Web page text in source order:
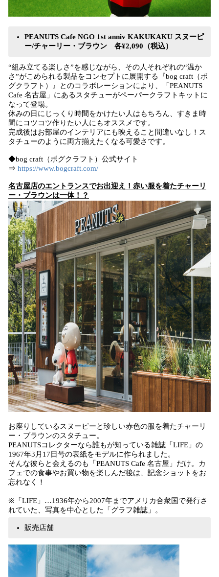
PEANUTS Cafe NGO 1st anniv KAKUKAKU スヌーピ
ー/チャーリー・ブラウン 各¥2,090（税込）
“組み立てる楽しさ”を感じながら、その人それぞれの“温か
さ”がこめられる製品をコンセプトに展開する『bog craft（ボ
グクラフト）』とのコラボレーションにより、「PEANUTS
Cafe 名古屋」にあるスタチューがペーパークラフトキットに
なって登場。
休みの日にじっくり時間をかけたい人はもちろん、すきま時
間にコツコツ作りたい人にもオススメです。
完成後はお部屋のインテリアにも映えること間違いなし！ス
タチューのように両方揃えたくなる可愛さです。
◆bog craft（ボグクラフト）公式サイト
⇒ https://www.bogcraft.com/
名古屋店のエントランスでお出迎え！赤い服を着たチャーリ
ー・ブラウンは一体！？
お座りしているスヌーピーと珍しい赤色の服を着たチャーリ
ー・ブラウンのスタチュー。
PEANUTSコレクターなら誰もが知っている雑誌「LIFE」の
1967年3月17日号の表紙をモデルに作られました。
そんな彼らと会えるのも「PEANUTS Cafe 名古屋」だけ。カ
フェでの食事やお買い物を楽しんだ後は、記念ショットをお
忘れなく！
※「LIFE」…1936年から2007年までアメリカ合衆国で発行さ
れていた、写真を中心とした「グラフ雑誌」。
販売店舗